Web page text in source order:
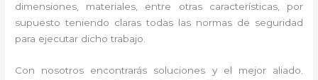
dimensiones, materiales, entre otras características, por
supuesto teniendo claras todas las normas de seguridad
para ejecutar dicho trabajo.
Con nosotros encontrarás soluciones y el mejor aliado.